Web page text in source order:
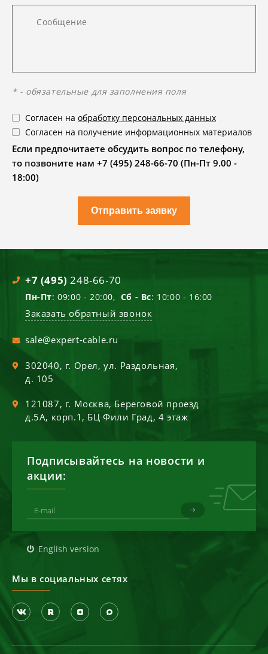
* - обязательные для заполнения поля
Согласен на обработку персональных данных
Согласен на получение информационных материалов
Если предпочитаете обсудить вопрос по телефону,
то позвоните нам +7 (495) 248-66-70 (Пн-Пт 9.00 -
18:00)
Отправить заявку
+7 (495) 248-66-70
Пн-Пт: 09:00 - 20:00, Сб - Вс: 10:00 - 16:00
Заказать обратный звонок
sale@expert-cable.ru
302040, г. Орел,ул. Раздольная,
д. 105
121087, г. Москва, Береговой проезд
д.5А, корп.1, БЦ Фили Град, 4 этаж
Подписывайтесь на новости и
акции:
English version
Мы в социальных сетях